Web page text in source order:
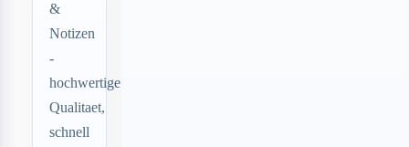
&
Notizen
-
hochwertige
Qualitaet,
schnell